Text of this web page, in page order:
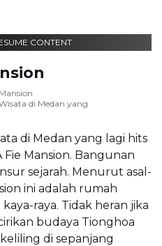
CONTENT
di Medan yang
di Medan yang lagi hits
Mansion. Bangunan
sejarah. Menurut asal-
ini adalah rumah
raya. Tidak heran jika
budaya Tionghoa
di sepanjang